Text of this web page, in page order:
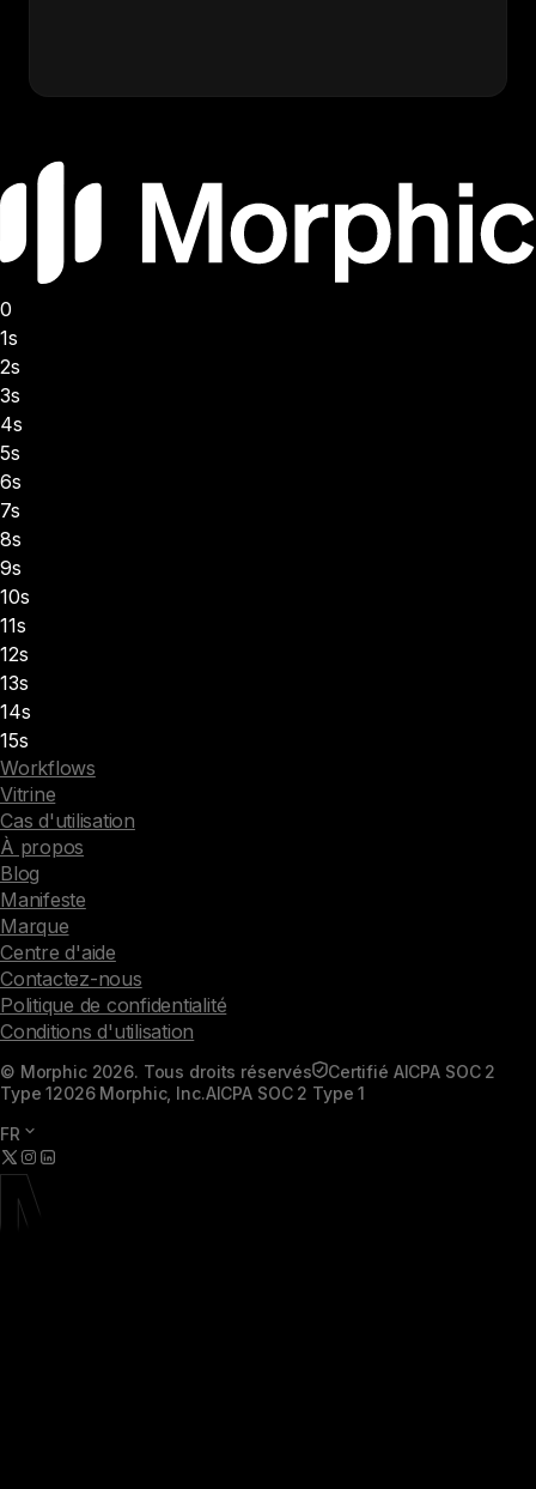
0
1s
2s
3s
4s
5s
6s
7s
8s
9s
10s
11s
12s
13s
14s
15s
Workflows
Vitrine
Cas d'utilisation
À propos
Blog
Manifeste
Marque
Centre d'aide
Contactez-nous
Politique de confidentialité
Conditions d'utilisation
© Morphic 2026. Tous droits réservés
Certifié AICPA SOC 2
Type 12026 Morphic, Inc.AICPA SOC 2 Type 1
FR